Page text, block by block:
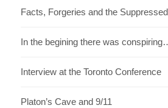
Facts, Forgeries and the
In the begining there was
Interview at the Toronto Conference
Platon’s Cave and 9/11